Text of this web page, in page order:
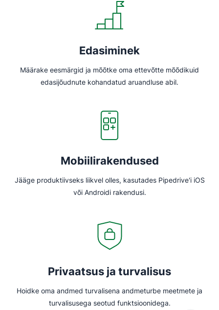
Edasiminek
Määrake eesmärgid ja mõõtke oma ettevõtte mõõdikuid
edasijõudnute kohandatud aruandluse abil.
Mobiilirakendused
Jääge produktiivseks liikvel olles, kasutades Pipedrive'i iOS
või Androidi rakendusi.
Privaatsus ja turvalisus
Hoidke oma andmed turvalisena andmeturbe meetmete ja
turvalisusega seotud funktsioonidega.